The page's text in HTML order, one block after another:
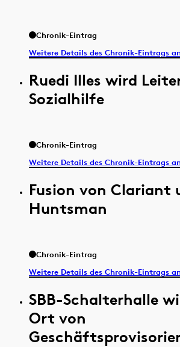
Chronik-Eintrag
Weitere Details des Chronik-Eintrags
Ruedi Illes wird
Sozialhilfe
Chronik-Eintrag
Weitere Details des Chronik-Eintrags
Fusion von Clariant
Huntsman
Chronik-Eintrag
Weitere Details des Chronik-Eintrags
SBB-Schalterhalle
Ort von